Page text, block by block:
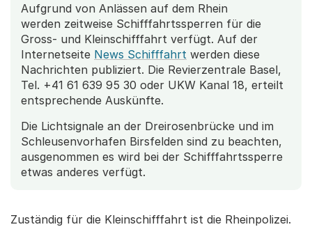
Aufgrund von Anlässen auf dem Rhein
werden zeitweise Schifffahrtssperren für die
Gross- und Kleinschifffahrt verfügt. Auf der
Internetseite News Schifffahrt werden diese
Nachrichten publiziert. Die Revierzentrale Basel,
Tel. +41 61 639 95 30 oder UKW Kanal 18, erteilt
entsprechende Auskünfte.
Die Lichtsignale an der Dreirosenbrücke und im
Schleusenvorhafen Birsfelden sind zu beachten,
ausgenommen es wird bei der Schifffahrtssperre
etwas anderes verfügt.
Zuständig für die Kleinschifffahrt ist die Rheinpolizei.